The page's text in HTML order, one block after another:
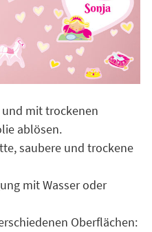
mit trockenen
ablösen.
saubere und trockene
mit Wasser oder
Oberflächen: